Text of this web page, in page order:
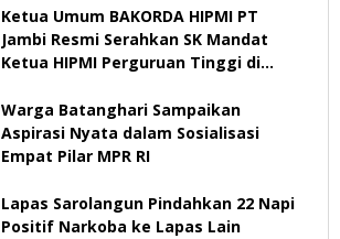
Ketua Umum BAKORDA HIPMI PT
Jambi Resmi Serahkan SK Mandat
Ketua HIPMI Perguruan Tinggi di
Warga Batanghari Sampaikan
Aspirasi Nyata dalam Sosialisasi
Empat Pilar MPR RI
Lapas Sarolangun Pindahkan 22 Napi
Positif Narkoba ke Lapas Lain